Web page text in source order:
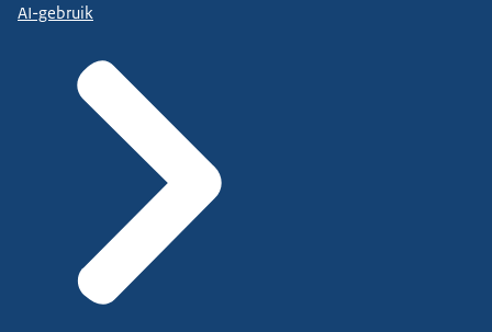
AI-gebruik